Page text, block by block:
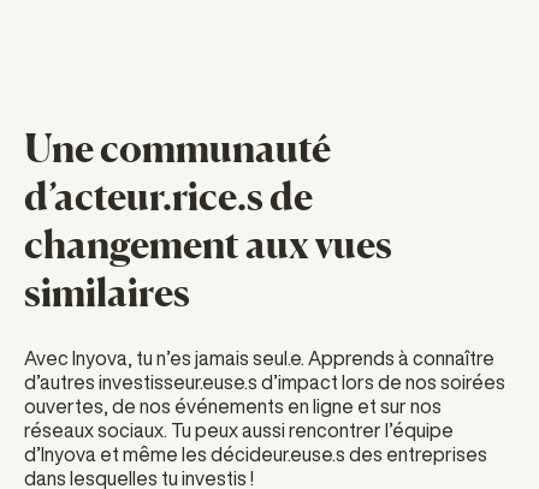
Une communauté
d’acteur.rice.s de
changement aux vues
similaires
Avec Inyova, tu n’es jamais seul.e. Apprends à connaître
d’autres investisseur.euse.s d’impact lors de nos soirées
ouvertes, de nos événements en ligne et sur nos
réseaux sociaux. Tu peux aussi rencontrer l’équipe
d’Inyova et même les décideur.euse.s des entreprises
dans lesquelles tu investis !